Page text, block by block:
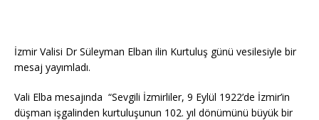
İzmir Valisi Dr Süleyman Elban ilin Kurtuluş günü vesilesiyle bir
mesaj yayımladı.
Vali Elba mesajında “Sevgili İzmirliler, 9 Eylül 1922’de İzmir’in
düşman işgalinden kurtuluşunun 102. yıl dönümünü büyük bir